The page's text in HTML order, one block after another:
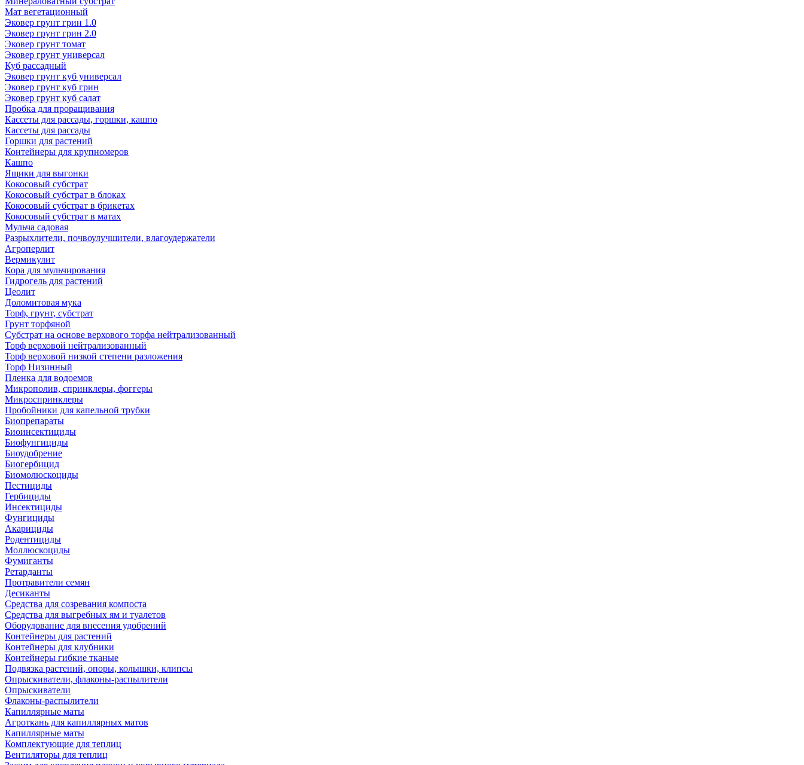
Мат вегетационный
Эковер грунт грин 1.0
Эковер грунт грин 2.0
Эковер грунт томат
Эковер грунт универсал
Куб рассадный
Эковер грунт куб универсал
Эковер грунт куб грин
Эковер грунт куб салат
Пробка для проращивания
Кассеты для рассады, горшки, кашпо
Кассеты для рассады
Горшки для растений
Контейнеры для крупномеров
Кашпо
Ящики для выгонки
Кокосовый субстрат
Кокосовый субстрат в блоках
Кокосовый субстрат в брикетах
Кокосовый субстрат в матах
Мульча садовая
Разрыхлители, почвоулучшители, влагоудержатели
Агроперлит
Вермикулит
Кора для мульчирования
Гидрогель для растений
Цеолит
Доломитовая мука
Торф, грунт, субстрат
Грунт торфяной
Субстрат на основе верхового торфа нейтрализованный
Торф верховой нейтрализованный
Торф верховой низкой степени разложения
Торф Низинный
Пленка для водоемов
Микрополив, спринклеры, фоггеры
Микроспринклеры
Пробойники для капельной трубки
Биопрепараты
Биоинсектициды
Биофунгициды
Биоудобрение
Биогербицид
Биомолюскоциды
Пестициды
Гербициды
Инсектициды
Фунгициды
Акарициды
Родентициды
Моллюскоциды
Фумиганты
Ретарданты
Протравители семян
Десиканты
Средства для созревания компоста
Средства для выгребных ям и туалетов
Оборудование для внесения удобрений
Контейнеры для растений
Контейнеры для клубники
Контейнеры гибкие тканые
Подвязка растений, опоры, колышки, клипсы
Опрыскиватели, флаконы-распылители
Опрыскиватели
Флаконы-распылители
Капиллярные маты
Агроткань для капиллярных матов
Капиллярные маты
Комплектующие для теплиц
Вентиляторы для теплиц